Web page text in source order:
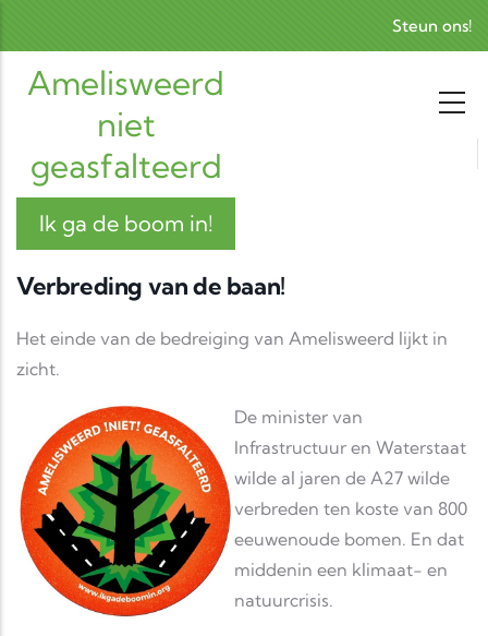
Steun ons!
Amelisweerd
niet
geasfalteerd
Ik ga de boom in!
Verbreding van de baan!
Het einde van de bedreiging van Amelisweerd lijkt in
zicht.
De minister van
Infrastructuur en Waterstaat
wilde al jaren de A27 wilde
verbreden ten koste van 800
eeuwenoude bomen. En dat
middenin een klimaat- en
natuurcrisis.